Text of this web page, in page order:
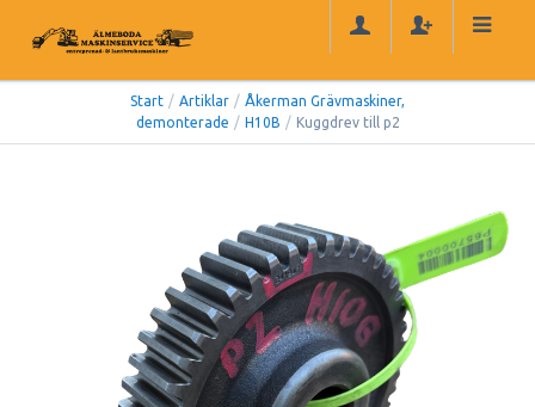
Start / Artiklar / Åkerman Grävmaskiner,
demonterade / H10B / Kuggdrev till p2